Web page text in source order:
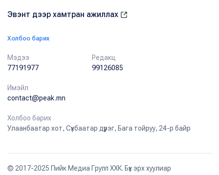
Эвэнт дээр хамтран ажиллах
Холбоо барих
Мэдээ
77191977
Редакц
99126085
Имэйл
contact@peak.mn
Холбоо барих
Улаанбаатар хот, Сүхбаатар дүүрэг, Бага тойруу, 24-р байр
© 2017-2025 Пийк Медиа Групп ХХК. Бүх эрх хуулиар